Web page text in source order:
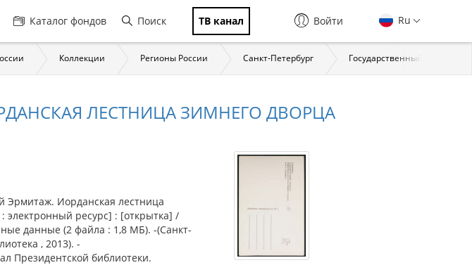
Каталог фондов Поиск ТВ канал Ru
Войти
Коллекции Регионы России Санкт-Петербург Государственный Эрмитаж
ЛЕСТНИЦА ЗИМНЕГО ДВОРЦА
Эрмитаж. Иорданская лестница
электронный ресурс] : [открытка] /
данные (2 файла : 1,8 МБ). -(Санкт-
, 2013). -
Президентской библиотеки.